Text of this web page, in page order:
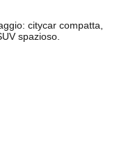
citycar compatta,
spazioso.